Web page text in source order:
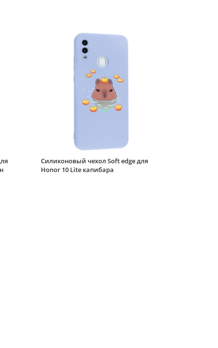
book для Honor 10
Lite красная
Силиконовый чехол
Soft edge для Honor
10 Lite хмутречко
Силиконовый чехол
Flower для Honor 10
Силиконовый чехол
Picture для Honor 10
Lite Сердце розовый
Силиконовый чехол Soft edge для
Honor 10 Lite капибара